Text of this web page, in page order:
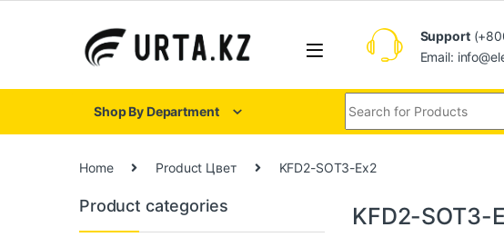
Support
Email:
Shop By Department
Home Product Цвет KFD2-SOT3-Ex2
KFD2-SOT3-
Product categories